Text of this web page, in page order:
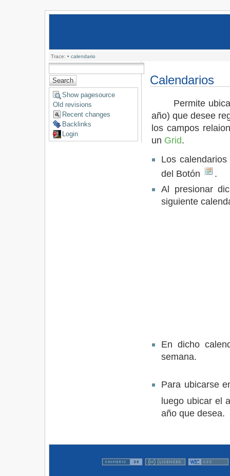
Trace: • calendario
Show pagesource
Old revisions
Recent changes
Backlinks
Login
Calendarios
Permite
año) que desee
los campos
un Grid.
Los
del Botón
.
Al presionar
siguiente
En dicho
semana.
Para ubicarse
luego ubicar el
año que desea.